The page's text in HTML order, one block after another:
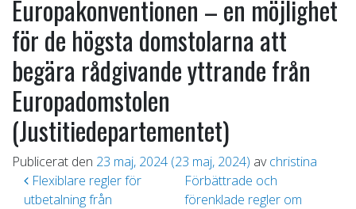
Europakonventionen – en möjlighet
för de högsta domstolarna att
begära rådgivande yttrande från
Europadomstolen
(Justitiedepartementet)
Publicerat den 23 maj, 2024 (23 maj, 2024) av christina
Inläggsnavigering
Flexiblare regler för
utbetalning från
Förbättrade och
förenklade regler om